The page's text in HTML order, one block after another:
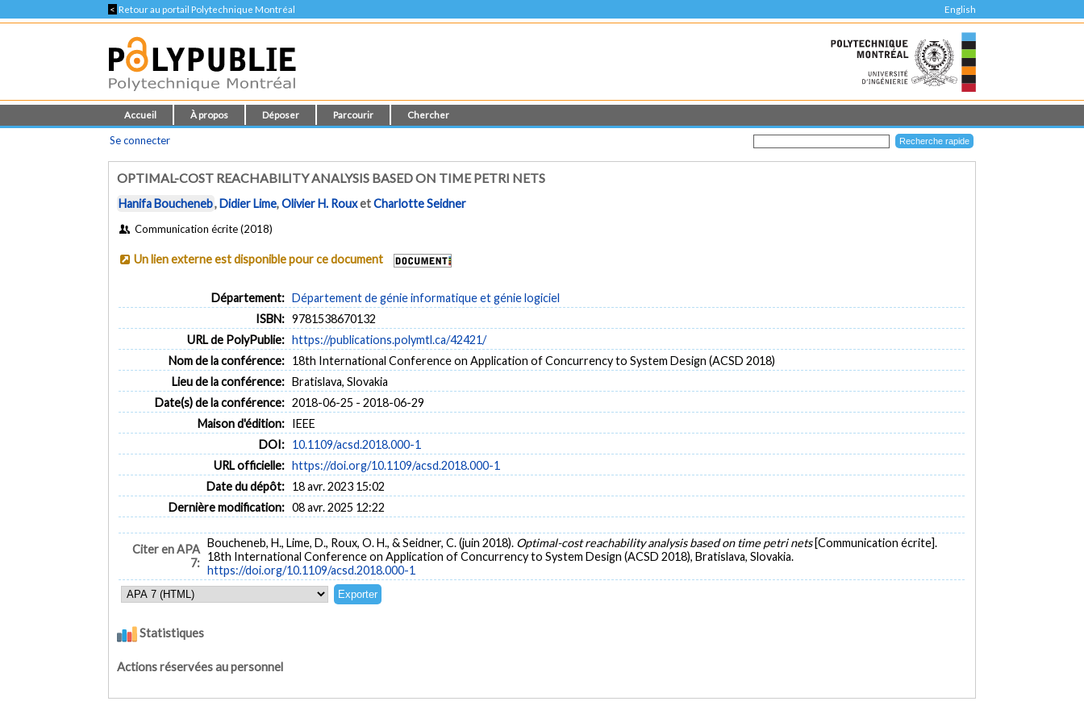
< Retour au portail Polytechnique Montréal English
Accueil À propos Déposer Parcourir Chercher
Se connecter
OPTIMAL-COST REACHABILITY ANALYSIS BASED ON TIME PETRI NETS
Hanifa Boucheneb,Didier Lime,Olivier H. RouxetCharlotte Seidner
Communication écrite (2018)
Un lien externe est disponible pour ce document
Département: Département de génie informatique et génie logiciel
ISBN: 9781538670132
URL de PolyPublie: https://publications.polymtl.ca/42421/
Nom de la conférence: 18th International Conference on Application of Concurrency to System Design (ACSD 2018)
Lieu de la conférence: Bratislava, Slovakia
Date(s) de la conférence: 2018-06-25 - 2018-06-29
Maison d'édition: IEEE
DOI: 10.1109/acsd.2018.000-1
URL officielle: https://doi.org/10.1109/acsd.2018.000-1
Date du dépôt: 18 avr. 2023 15:02
Dernière modification: 08 avr. 2025 12:22
Citer en APA
7:
Boucheneb, H., Lime, D., Roux, O. H., & Seidner, C. (juin 2018). Optimal-cost reachability analysis based on time petri nets [Communication écrite].
18th International Conference on Application of Concurrency to System Design (ACSD 2018), Bratislava, Slovakia.
https://doi.org/10.1109/acsd.2018.000-1
Statistiques
Actions réservées au personnel